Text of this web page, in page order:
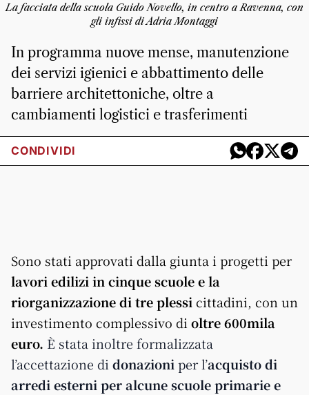
La facciata della scuola Guido Novello, in centro a Ravenna, con
gli infissi di Adria Montaggi
In programma nuove mense, manutenzione
dei servizi igienici e abbattimento delle
barriere architettoniche, oltre a
cambiamenti logistici e trasferimenti
CONDIVIDI
Sono stati approvati dalla giunta i progetti per
lavori edilizi in cinque scuole e la
riorganizzazione di tre plessi cittadini, con un
investimento complessivo di oltre 600mila
euro. È stata inoltre formalizzata
l’accettazione di donazioni per l’acquisto di
arredi esterni per alcune scuole primarie e